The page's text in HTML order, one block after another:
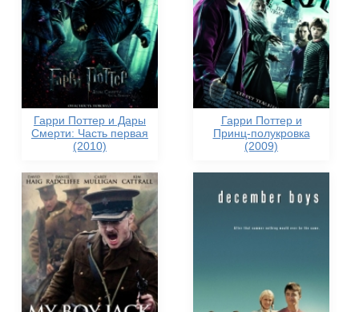
Гарри Поттер и Дары
Смерти: Часть первая
(2010)
Гарри Поттер и
Принц-полукровка
(2009)